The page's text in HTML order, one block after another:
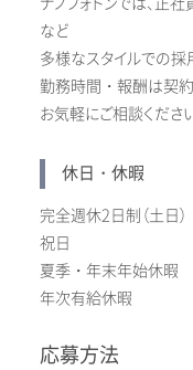
など
多様なスタイルでの採
勤務時間・報酬は契約
お気軽にご相談ください
休日・休暇
完全週休2日制（土日）
祝日
夏季・年末年始休暇
年次有給休暇
応募方法